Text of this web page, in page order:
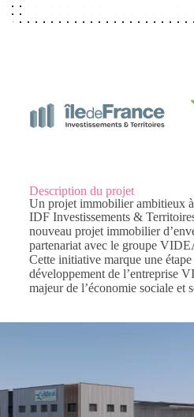
Description du projet
Un projet immobilier ambitieux
IDF Investissements &
nouveau projet immobilier
partenariat avec le groupe
Cette initiative marque une
développement de l’entreprise
majeur de l’économie sociale et